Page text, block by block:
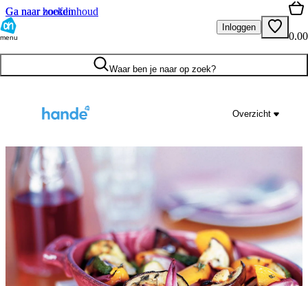
Ga naar hoofdinhoud
Ga naar zoeken
menu
Inloggen
0.00
Waar ben je naar op zoek?
Overzicht